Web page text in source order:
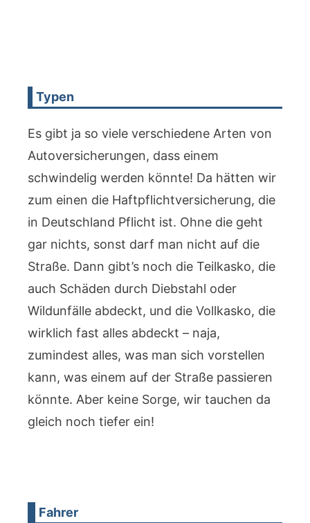
Typen
Es gibt ja so viele verschiedene Arten von
Autoversicherungen, dass einem
schwindelig werden könnte! Da hätten wir
zum einen die Haftpflichtversicherung, die
in Deutschland Pflicht ist. Ohne die geht
gar nichts, sonst darf man nicht auf die
Straße. Dann gibt’s noch die Teilkasko, die
auch Schäden durch Diebstahl oder
Wildunfälle abdeckt, und die Vollkasko, die
wirklich fast alles abdeckt – naja,
zumindest alles, was man sich vorstellen
kann, was einem auf der Straße passieren
könnte. Aber keine Sorge, wir tauchen da
gleich noch tiefer ein!
Fahrer